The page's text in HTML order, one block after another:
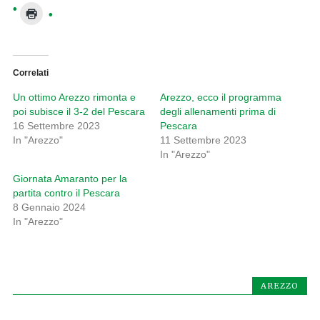
Correlati
Un ottimo Arezzo rimonta e
poi subisce il 3-2 del Pescara
16 Settembre 2023
In "Arezzo"
Arezzo, ecco il programma
degli allenamenti prima di
Pescara
11 Settembre 2023
In "Arezzo"
Giornata Amaranto per la
partita contro il Pescara
8 Gennaio 2024
In "Arezzo"
AREZZO